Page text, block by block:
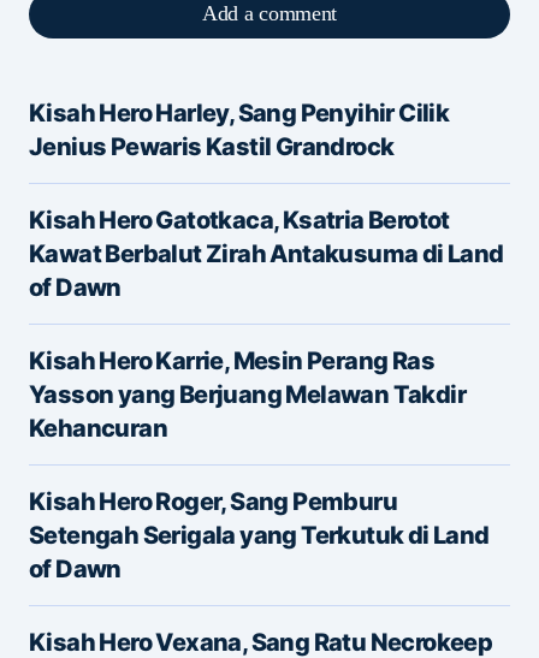
Add a comment
Alamat email Anda tidak akan dipublikasikan.
Ruas yang wajib ditandai*
Message*
E-mail
Kisah Hero Harley, Sang Penyihir Cilik
Jenius Pewaris Kastil Grandrock
Kisah Hero Gatotkaca, Ksatria Berotot
Kawat Berbalut Zirah Antakusuma di Land
of Dawn
Kisah Hero Karrie, Mesin Perang Ras
Yasson yang Berjuang Melawan Takdir
Kehancuran
Kisah Hero Roger, Sang Pemburu
Setengah Serigala yang Terkutuk di Land
of Dawn
Kisah Hero Vexana, Sang Ratu Necrokeep